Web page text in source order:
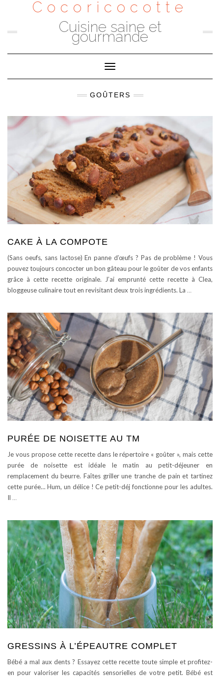
Cocoricocotte
Cuisine saine et
gourmande
Toggle
Navigation
GOÛTERS
CAKE À LA COMPOTE
(Sans oeufs, sans lactose) En panne d’œufs ? Pas de problème ! Vous
pouvez toujours concocter un bon gâteau pour le goûter de vos enfants
grâce à cette recette originale. J’ai emprunté cette recette à Clea,
bloggeuse culinaire tout en revisitant deux trois ingrédients. La …
PURÉE DE NOISETTE AU TM
Je vous propose cette recette dans le répertoire « goûter », mais cette
purée de noisette est idéale le matin au petit-déjeuner en
remplacement du beurre. Faîtes griller une tranche de pain et tartinez
cette purée… Hum, un délice ! Ce petit-déj fonctionne pour les adultes.
Il …
GRESSINS À L’ÉPEAUTRE COMPLET
Bébé a mal aux dents ? Essayez cette recette toute simple et profitez-
en pour valoriser les capacités sensorielles de votre petit. Bébé est